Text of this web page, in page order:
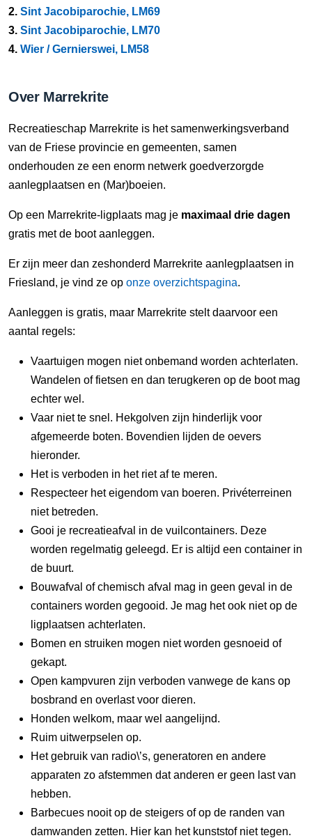
2. Sint Jacobiparochie, LM69
3. Sint Jacobiparochie, LM70
4. Wier / Gernierswei, LM58
Over Marrekrite
Recreatieschap Marrekrite is het samenwerkingsverband
van de Friese provincie en gemeenten, samen
onderhouden ze een enorm netwerk goedverzorgde
aanlegplaatsen en (Mar)boeien.
Op een Marrekrite-ligplaats mag je maximaal drie dagen
gratis met de boot aanleggen.
Er zijn meer dan zeshonderd Marrekrite aanlegplaatsen in
Friesland, je vind ze op onze overzichtspagina.
Aanleggen is gratis, maar Marrekrite stelt daarvoor een
aantal regels:
Vaartuigen mogen niet onbemand worden achterlaten.
Wandelen of fietsen en dan terugkeren op de boot mag
echter wel.
Vaar niet te snel. Hekgolven zijn hinderlijk voor
afgemeerde boten. Bovendien lijden de oevers
hieronder.
Het is verboden in het riet af te meren.
Respecteer het eigendom van boeren. Privéterreinen
niet betreden.
Gooi je recreatieafval in de vuilcontainers. Deze
worden regelmatig geleegd. Er is altijd een container in
de buurt.
Bouwafval of chemisch afval mag in geen geval in de
containers worden gegooid. Je mag het ook niet op de
ligplaatsen achterlaten.
Bomen en struiken mogen niet worden gesnoeid of
gekapt.
Open kampvuren zijn verboden vanwege de kans op
bosbrand en overlast voor dieren.
Honden welkom, maar wel aangelijnd.
Ruim uitwerpselen op.
Het gebruik van radio\’s, generatoren en andere
apparaten zo afstemmen dat anderen er geen last van
hebben.
Barbecues nooit op de steigers of op de randen van
damwanden zetten. Hier kan het kunststof niet tegen.